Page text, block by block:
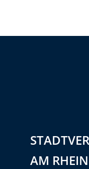
AM RHEIN